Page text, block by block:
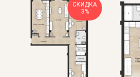
СКИДКА
3%